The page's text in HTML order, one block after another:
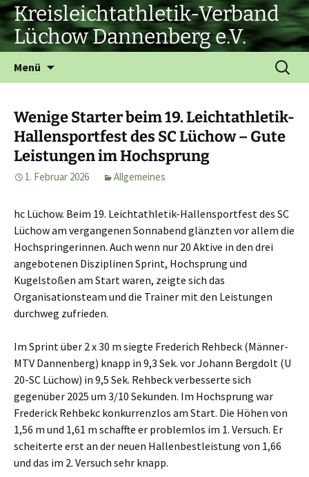
Zum
Inhalt
springen
Kreisleichtathletik-Verband
Lüchow Dannenberg e.V.
Menü
Suchen
nach:
Wenige Starter beim 19. Leichtathletik-
Hallensportfest des SC Lüchow – Gute
Leistungen im Hochsprung
1. Februar 2026 Allgemeines
hc Lüchow. Beim 19. Leichtathletik-Hallensportfest des SC
Lüchow am vergangenen Sonnabend glänzten vor allem die
Hochspringerinnen. Auch wenn nur 20 Aktive in den drei
angebotenen Disziplinen Sprint, Hochsprung und
Kugelstoßen am Start waren, zeigte sich das
Organisationsteam und die Trainer mit den Leistungen
durchweg zufrieden.
Im Sprint über 2 x 30 m siegte Frederich Rehbeck (Männer-
MTV Dannenberg) knapp in 9,3 Sek. vor Johann Bergdolt (U
20-SC Lüchow) in 9,5 Sek. Rehbeck verbesserte sich
gegenüber 2025 um 3/10 Sekunden. Im Hochsprung war
Frederick Rehbekc konkurrenzlos am Start. Die Höhen von
1,56 m und 1,61 m schaffte er problemlos im 1. Versuch. Er
scheiterte erst an der neuen Hallenbestleistung von 1,66
und das im 2. Versuch sehr knapp.